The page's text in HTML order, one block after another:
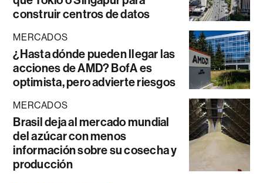
construir centros de datos
MERCADOS
¿Hasta dónde pueden llegar las
acciones de AMD? BofA es
optimista, pero advierte riesgos
MERCADOS
Brasil deja al mercado mundial
del azúcar con menos
información sobre su cosecha y
producción